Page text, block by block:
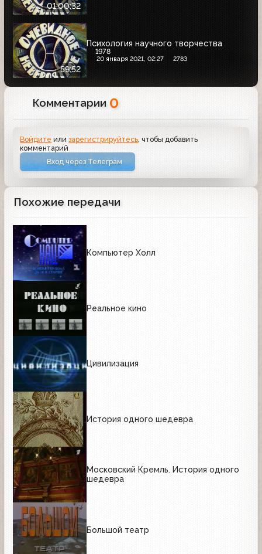
01:00:32
59:52
Психология научного творчества
1978
20 января 2021, 02:27 2783
Комментарии 0
Войдите илизарегистрируйтесь , чтобы добавить
комментарий
Вход через Телеграм
Похожие передачи
Компьютер Холл
Реальное кино
Цивилизация
История одного шедевра
Московский Кремль. История одного
шедевра
Большой театр